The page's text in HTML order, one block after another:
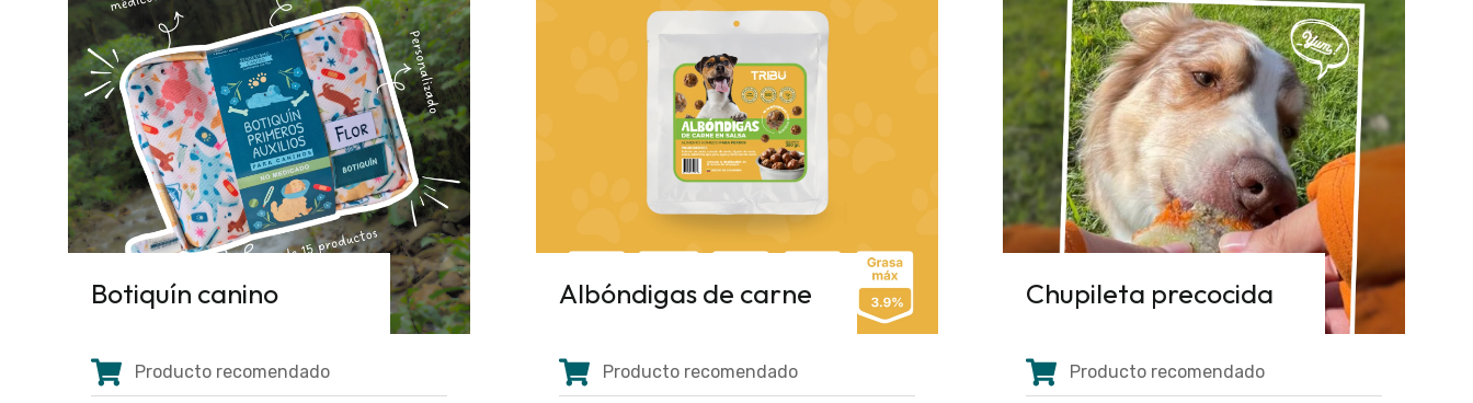
Botiquín canino
Producto recomendado
Albóndigas de carne
Producto recomendado
Chupileta precocida
Producto recomendado